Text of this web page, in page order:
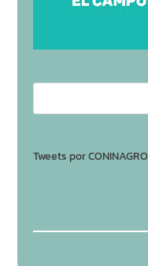
Tweets por CONINAGRO